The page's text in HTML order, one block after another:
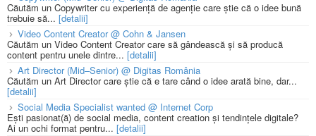
Căutăm un Copywriter cu experiență de agenție care știe că o idee bună
trebuie să... [detalii]
Video Content Creator @ Cohn & Jansen
Căutăm un Video Content Creator care să gândească și să producă
content pentru unele dintre... [detalii]
Art Director (Mid–Senior) @ Digitas România
Căutăm un Art Director care știe că e tare când o idee arată bine, dar...
[detalii]
Social Media Specialist wanted @ Internet Corp
Ești pasionat(ă) de social media, content creation și tendințele digitale?
Ai un ochi format pentru... [detalii]